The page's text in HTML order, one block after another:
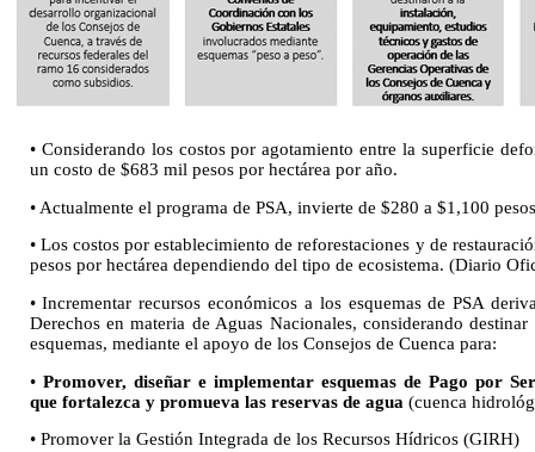
• Considerando los costos por agotamiento entre la superficie
un costo de $683 mil pesos por hectárea por año.
• Actualmente el programa de PSA, invierte de $280 a $1,100
• Los costos por establecimiento de reforestaciones y de
pesos por hectárea dependiendo del tipo de ecosistema. (Diario
• Incrementar recursos económicos a los esquemas de PSA
Derechos en materia de Aguas Nacionales, considerando
esquemas, mediante el apoyo de los Consejos de Cuenca para:
• Promover, diseñar e implementar esquemas de Pago por
que fortalezca y promueva las reservas de agua (cuenca
• Promover la Gestión Integrada de los Recursos Hídricos (GIRH)